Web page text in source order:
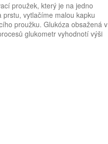
proužek, který je na jedno
vytlačíme malou kapku
proužku. Glukóza obsažená v
glukometr vyhodnotí výši